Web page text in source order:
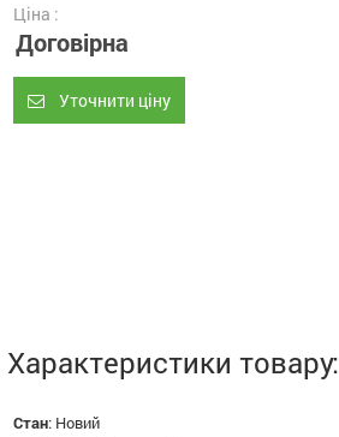
Ціна :
Договірна
Уточнити ціну
Характеристики товару:
Стан: Новий